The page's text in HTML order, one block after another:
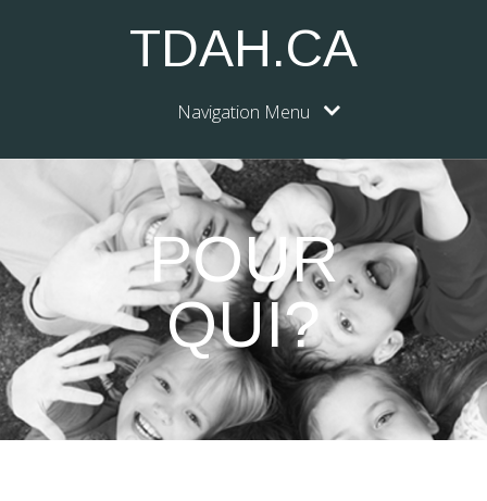
TDAH.CA
Navigation Menu
POUR
QUI?